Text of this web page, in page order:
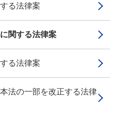
る法律案
関する法律案
る法律案
法の一部を改正する法律